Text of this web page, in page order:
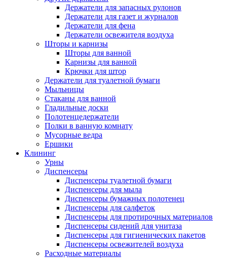
Держатели для запасных рулонов
Держатели для газет и журналов
Держатели для фена
Держатели освежителя воздуха
Шторы и карнизы
Шторы для ванной
Карнизы для ванной
Крючки для штор
Держатели для туалетной бумаги
Мыльницы
Стаканы для ванной
Гладильные доски
Полотенцедержатели
Полки в ванную комнату
Мусорные ведра
Ершики
Клининг
Урны
Диспенсеры
Диспенсеры туалетной бумаги
Диспенсеры для мыла
Диспенсеры бумажных полотенец
Диспенсеры для салфеток
Диспенсеры для протирочных материалов
Диспенсеры сидений для унитаза
Диспенсеры для гигиенических пакетов
Диспенсеры освежителей воздуха
Расходные материалы